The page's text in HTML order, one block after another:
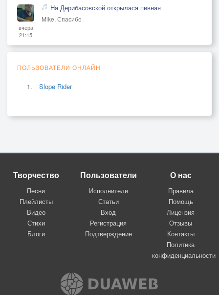
вчера
21:15
На Дерибасовской открылася пивная
Mike, Спасибо
ПОЛЬЗОВАТЕЛИ ОНЛАЙН
Slope Rider
Творчество
Песни
Плейлисты
Видео
Стихи
Блоги
Пользователи
Исполнители
Статьи
Вход
Регистрация
Подтверждение
О нас
Правила
Помощь
Лицензия
Отзывы
Контакты
Политика
конфиденциальности